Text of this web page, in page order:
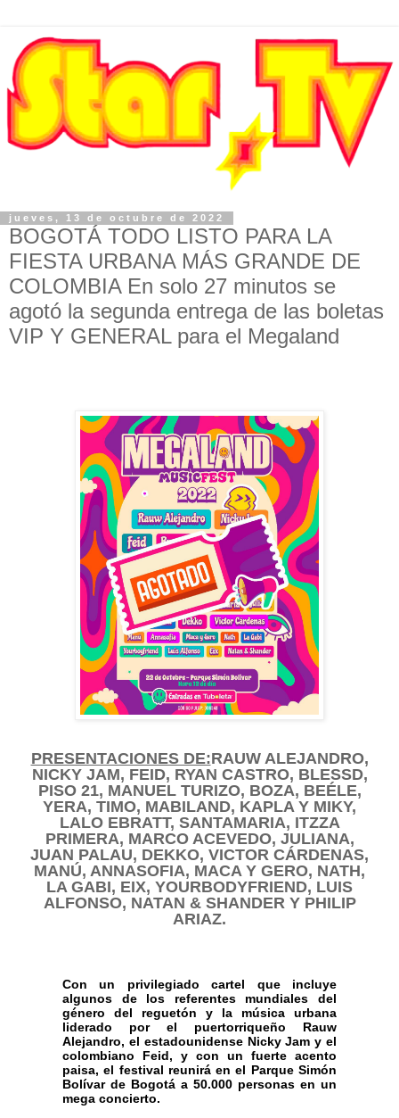
jueves, 13 de octubre de 2022
BOGOTÁ TODO LISTO PARA LA
FIESTA URBANA MÁS GRANDE DE
COLOMBIA En solo 27 minutos se
agotó la segunda entrega de las boletas
VIP Y GENERAL para el Megaland
PRESENTACIONES DE:RAUW ALEJANDRO,
NICKY JAM, FEID, RYAN CASTRO, BLESSD,
PISO 21, MANUEL TURIZO, BOZA, BEÉLE,
YERA, TIMO, MABILAND, KAPLA Y MIKY,
LALO EBRATT, SANTAMARIA, ITZZA
PRIMERA, MARCO ACEVEDO, JULIANA,
JUAN PALAU, DEKKO, VICTOR CÁRDENAS,
MANÚ, ANNASOFIA, MACA Y GERO, NATH,
LA GABI, EIX, YOURBODYFRIEND, LUIS
ALFONSO, NATAN & SHANDER Y PHILIP
ARIAZ.
Con un privilegiado cartel que incluye
algunos de los referentes mundiales del
género del reguetón y la música urbana
liderado por el puertorriqueño Rauw
Alejandro, el estadounidense Nicky Jam y el
colombiano Feid, y con un fuerte acento
paisa, el festival reunirá en el Parque Simón
Bolívar de Bogotá a 50.000 personas en un
mega concierto.